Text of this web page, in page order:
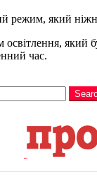
режим, який
який
час.